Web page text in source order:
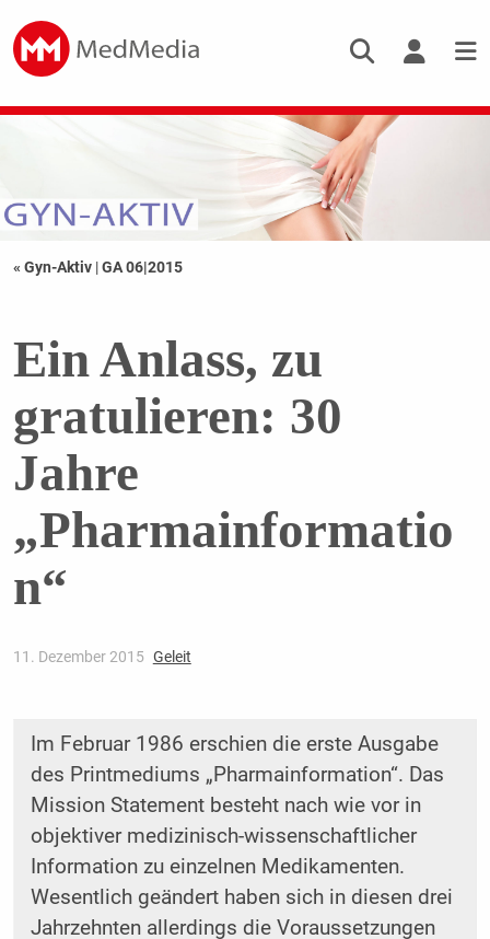
« Gyn-Aktiv |GA 06|2015
Ein Anlass, zu
gratulieren: 30
Jahre
„Pharmainformatio
n“
11. Dezember 2015 Geleit
Im Februar 1986 erschien die erste Ausgabe
des Printmediums „Pharmainformation“. Das
Mission Statement ­besteht nach wie vor in
objektiver medizinisch-wissenschaftlicher
Information zu einzelnen Medikamenten.
Wesentlich geändert haben sich in diesen drei
Jahrzehnten allerdings die Voraussetzungen